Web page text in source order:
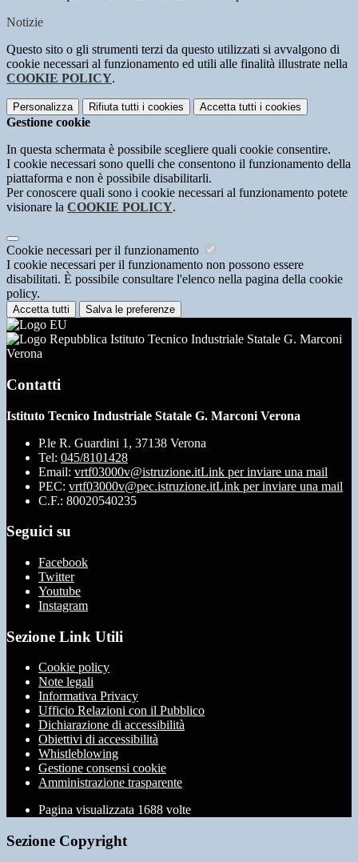
Notizie
Questo sito o gli strumenti terzi da questo utilizzati si avvalgono di
cookie necessari al funzionamento ed utili alle finalità illustrate nella
COOKIE POLICY.
Personalizza Rifiuta tutti i cookies Accetta tutti i cookies
Gestione cookie
In questa schermata è possibile scegliere quali cookie consentire.
I cookie necessari sono quelli che consentono il funzionamento della
piattaforma e non è possibile disabilitarli.
Per conoscere quali sono i cookie necessari al funzionamento potete
visionare la COOKIE POLICY.
Cookie necessari per il funzionamento
I cookie necessari per il funzionamento non possono essere
disabilitati. È possibile consultare l'elenco nella pagina della cookie
policy.
Accetta tutti Salva le preferenze
Istituto Tecnico Industriale Statale G. Marconi
Verona
Contatti
Istituto Tecnico Industriale Statale G. Marconi Verona
P.le R. Guardini 1, 37138 Verona
Tel: 045/8101428
Email: vrtf03000v@istruzione.itLink per inviare una mail
PEC: vrtf03000v@pec.istruzione.itLink per inviare una mail
C.F.: 80020540235
Seguici su
Facebook
Twitter
Youtube
Instagram
Sezione Link Utili
Cookie policy
Note legali
Informativa Privacy
Ufficio Relazioni con il Pubblico
Dichiarazione di accessibilità
Obiettivi di accessibilità
Whistleblowing
Gestione consensi cookie
Amministrazione trasparente
Pagina visualizzata 1688 volte
Sezione Copyright